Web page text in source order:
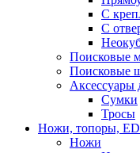
С
С
Поисковые
Поисковые
Аксессуары
Сумки
Тросы
Ножи, топоры,
Ножи